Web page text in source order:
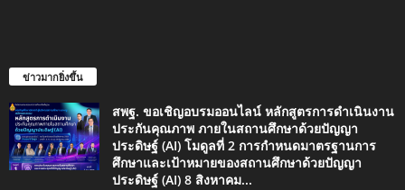
ข่าวมากยิ่งขึ้น
สพฐ. ขอเชิญอบรมออนไลน์ หลักสูตรการดำเนินงาน
ประกันคุณภาพ ภายในสถานศึกษาด้วยปัญญา
ประดิษฐ์ (AI) โมดูลที่ 2 การกำหนดมาตรฐานการ
ศึกษาและเป้าหมายของสถานศึกษาด้วยปัญญา
ประดิษฐ์ (AI) 8 สิงหาคม...